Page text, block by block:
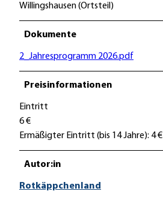
Willingshausen (Ortsteil)
Dokumente
2_Jahresprogramm 2026.pdf
Preisinformationen
Eintritt
6 €
Ermäßigter Eintritt (bis 14 Jahre): 4 €
Autor:in
Rotkäppchenland